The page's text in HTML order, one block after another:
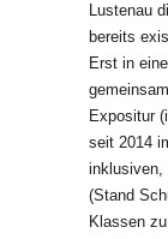
Lustenau
bereits
Erst in
Expositur
seit 2014
inklusiven,
(Stand
Klassen